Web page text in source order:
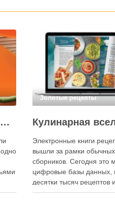
Как приготовить роллы в домашних условиях?
Золотые рецепты
Электронные книги
вышли за рамки
сборников. Сегодня это
цифровые базы данных,
десятки тысяч рецептов
стран мира, с